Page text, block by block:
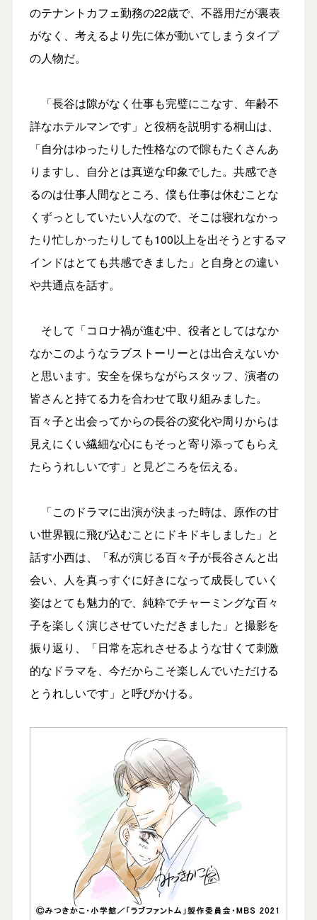
のテナントカフェ勤務の22歳で、不器用だが裏表
がなく、考えるより先に体が動いてしまうタイプ
の人物だ。
「長谷は隙がなく仕事も完璧にこなす、年齢不
詳なホテルマンです」と役柄を説明する桐山は、
「自分はゆったりした性格なので隙もたくさんあ
りますし、自分とは真逆な印象でした。共感でき
るのは仕事人間なところ、僕も仕事は休むことな
くずっとしていたい人なので、そこは寝れなかっ
たり忙しかったりしても100以上を出そうとするマ
インドはとても共感できました」と自身との違い
や共通点を話す。
そして「コロナ禍が進む中、役者としてはなか
なかこのようなラブストーリーとは出合えないか
と思います。安全を保ちながらスタッフ、演者の
皆さんと持てる力を合わせて取り組みました。
百々子と出会ってからの長谷の変化や周りからは
見えにくい繊細な心にもそっと寄り添ってもらえ
たらうれしいです」と見どころを伝える。
「このドラマに出演が決まった時は、原作の甘
い世界観に飛び込むことにドキドキしました」と
話す小西は、「私が演じる百々子が長谷さんと出
会い、人を真っすぐに好きになって成長していく
姿はとても魅力的で、純粋でチャーミングな百々
子を楽しく演じさせていただきました」と撮影を
振り返り、「日常を忘れさせるような甘くて刺激
的なドラマを、今だからこそ楽しんでいただける
とうれしいです」と呼びかける。